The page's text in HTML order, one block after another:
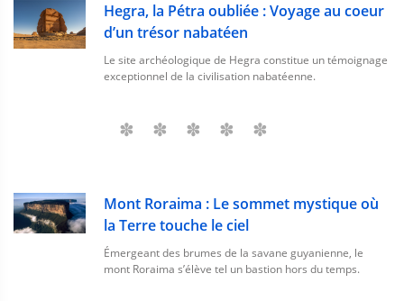
Hegra, la Pétra oubliée : Voyage au coeur
d’un trésor nabatéen
Le site archéologique de Hegra constitue un témoignage
exceptionnel de la civilisation nabatéenne.
Mont Roraima : Le sommet mystique où
la Terre touche le ciel
Émergeant des brumes de la savane guyanienne, le
mont Roraima s’élève tel un bastion hors du temps.